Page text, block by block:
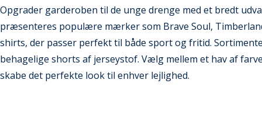
Opgrader garderoben til de unge drenge med et bredt
præsenteres populære mærker som Brave Soul,
shirts, der passer perfekt til både sport og fritid.
behagelige shorts af jerseystof. Vælg mellem et hav af
skabe det perfekte look til enhver lejlighed.